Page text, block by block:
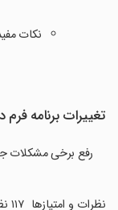
نکات
تغییرات برنامه
رفع برخی مشکلات
نظرات و امتیازها